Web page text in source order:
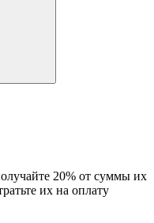
20% от суммы их
их на оплату